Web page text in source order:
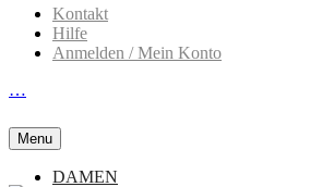
Kontakt
Hilfe
Anmelden / Mein Konto
…
Menu
DAMEN